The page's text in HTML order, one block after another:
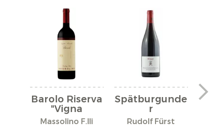
Barolo Riserva
"Vigna
Rionda"...
Massolino F.lli
Spätburgunde
r
"Bürgstadter...
Rudolf Fürst